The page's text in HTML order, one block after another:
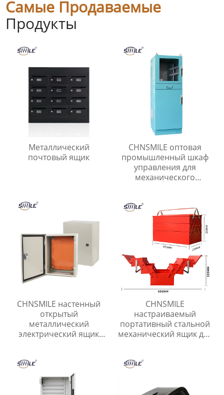
Самые Продаваемые
Продукты
Металлический
почтовый ящик
CHNSMILE оптовая
промышленный шкаф
управления для
механического
популярной скидкой
CHNSMILE настенный
открытый
металлический
электрический ящик
CHNSMILE
настраиваемый
портативный стальной
механический ящик для
штабелируемый
инструментов